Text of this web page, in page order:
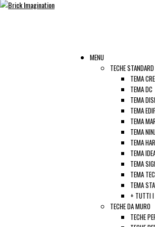
MENU
TECHE STANDARD
TEMA
TEMA DC
TEMA
TEMA
TEMA
TEMA
TEMA
TEMA
TEMA
TEMA
TEMA
+ TUTTI
TECHE DA MURO
TECHE